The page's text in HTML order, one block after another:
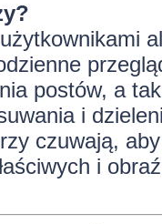
postów, a
i
czuwają,
i